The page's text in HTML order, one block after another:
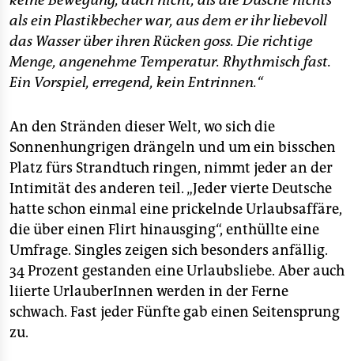
als ein Plastikbecher war, aus dem er ihr liebevoll
das Wasser über ihren Rücken goss. Die richtige
Menge, angenehme Temperatur. Rhythmisch fast.
Ein Vorspiel, erregend, kein Entrinnen.“
An den Stränden dieser Welt, wo sich die
Sonnenhungrigen drängeln und um ein bisschen
Platz fürs Strandtuch ringen, nimmt jeder an der
Intimität des anderen teil. „Jeder vierte Deutsche
hatte schon einmal eine prickelnde Urlaubsaffäre,
die über einen Flirt hinausging“, enthüllte eine
Umfrage. Singles zeigen sich besonders anfällig.
34 Prozent gestanden eine Urlaubsliebe. Aber auch
liierte UrlauberInnen werden in der Ferne
schwach. Fast jeder Fünfte gab einen Seitensprung
zu.